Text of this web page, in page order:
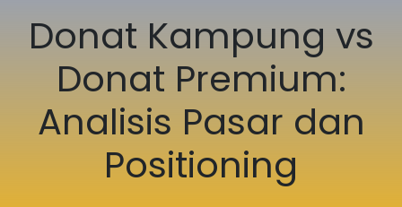
Donat Kampung vs
Donat Premium:
Analisis Pasar dan
Positioning